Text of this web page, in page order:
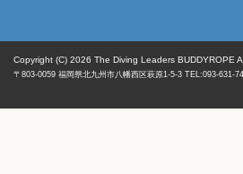
Copyright (C) 2026 The Diving Leaders BUDDYROPE
〒803-0059 福岡県北九州市八幡西区萩原1-5-3 TEL:093-631-